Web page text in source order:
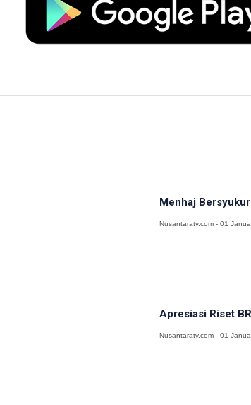
Menhaj
Nusantaratv.com - 01
Apresiasi Riset
Nusantaratv.com - 01